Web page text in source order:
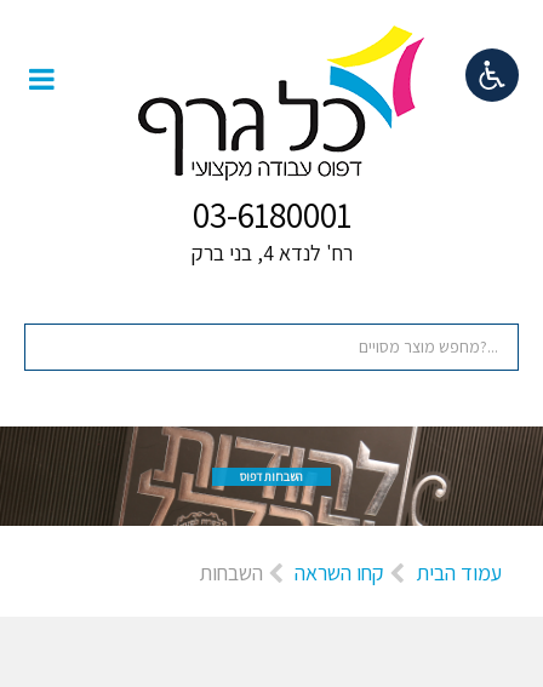
03-6180001
רח' לנדא 4, בני ברק
השבחות דפוס
עמוד הבית קחו השראה השבחות